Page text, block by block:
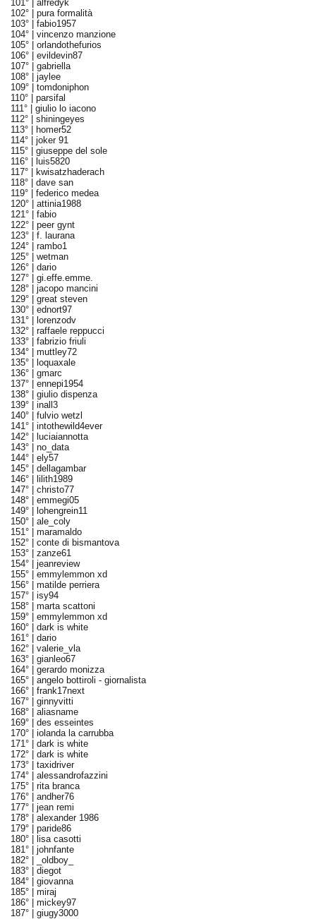
101° | alfredyk
102° | pura formalità
103° | fabio1957
104° | vincenzo manzione
105° | orlandothefurios
106° | evildevin87
107° | gabriella
108° | jaylee
109° | tomdoniphon
110° | parsifal
111° | giulio lo iacono
112° | shiningeyes
113° |
homer52
114° | joker 91
115° | giuseppe del sole
116° |
luis5820
117° |
kwisatzhaderach
118° | dave san
119° | federico medea
120° | attinia1988
121° | fabio
122° | peer gynt
123° | f. laurana
124° | rambo1
125° | wetman
126° | dario
127° | gi.effe.emme.
128° | jacopo mancini
129° | great steven
130° | ednort97
131° |
lorenzodv
132° | raffaele reppucci
133° | fabrizio friuli
134° | muttley72
135° |
loquaxale
136° | gmarc
137° | ennepi1954
138° | giulio dispenza
139° | inall3
140° | fulvio wetzl
141° | intothewild4ever
142° |
luciaiannotta
143° | no_data
144° | ely57
145° | dellagambar
146° |
lilith1989
147° | christo77
148° | emmegi05
149° |
lohengrein11
150° | ale_coly
151° | maramaldo
152° | conte di bismantova
153° | zanze61
154° | jeanreview
155° | emmylemmon xd
156° | matilde perriera
157° | isy94
158° | marta scattoni
159° | emmylemmon xd
160° | dark is white
161° | dario
162° | valerie_vla
163° | gianleo67
164° | gerardo monizza
165° | angelo bottiroli - giornalista
166° | frank17next
167° | ginnyvitti
168° | aliasname
169° | des esseintes
170° | iolanda la carrubba
171° | dark is white
172° | dark is white
173° | taxidriver
174° | alessandrofazzini
175° | rita branca
176° | andher76
177° | jean remi
178° | alexander 1986
179° | paride86
180° |
lisa casotti
181° | johnfante
182° |
_oldboy_
183° | diegot
184° | giovanna
185° | miraj
186° | mickey97
187° | giugy3000